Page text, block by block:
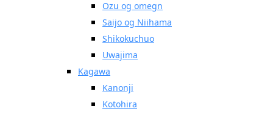
Ozu og omegn
Saijo og Niihama
Shikokuchuo
Uwajima
Kagawa
Kanonji
Kotohira